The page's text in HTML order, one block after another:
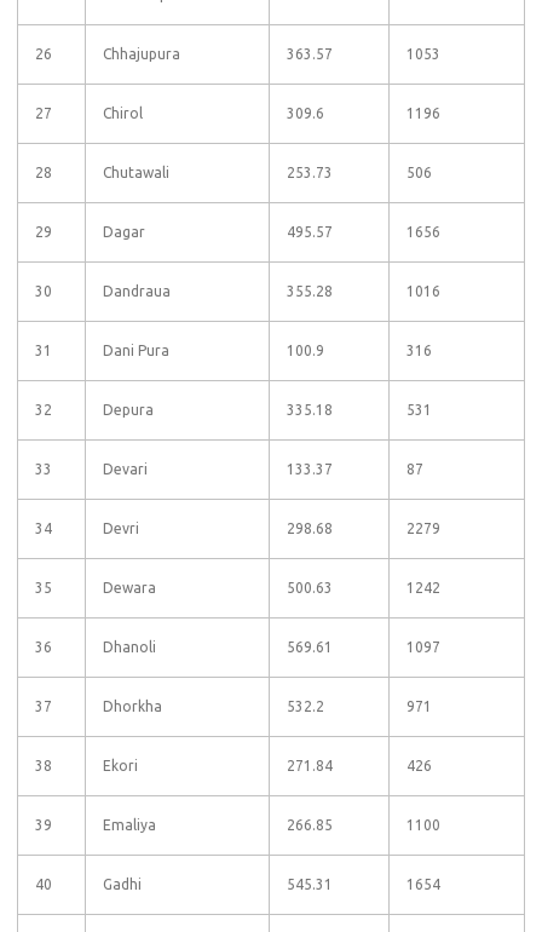
26 Chhajupura 363.57 1053
27 Chirol 309.6 1196
28 Chutawali 253.73 506
29 Dagar 495.57 1656
30 Dandraua 355.28 1016
31 Dani Pura 100.9 316
32 Depura 335.18 531
33 Devari 133.37 87
34 Devri 298.68 2279
35 Dewara 500.63 1242
36 Dhanoli 569.61 1097
37 Dhorkha 532.2 971
38 Ekori 271.84 426
39 Emaliya 266.85 1100
40 Gadhi 545.31 1654